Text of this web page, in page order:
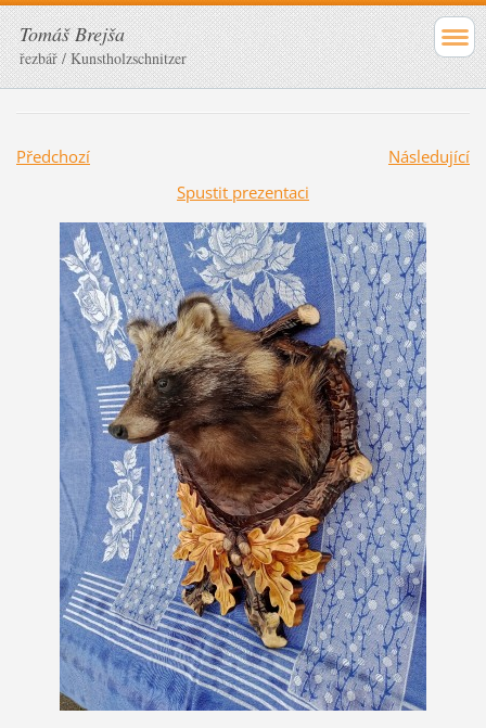
Tomáš Brejša
řezbář / Kunstholzschnitzer
Předchozí
Následující
Spustit prezentaci